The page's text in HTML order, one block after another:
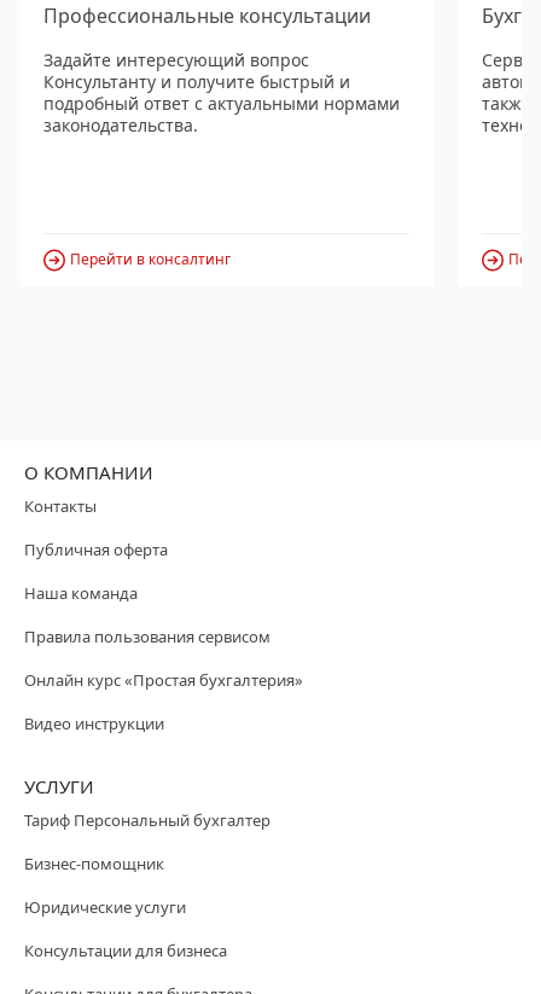
Профессиональные консультации
Задайте интересующий вопрос
Консультанту и получите быстрый и
подробный ответ с актуальными нормами
законодательства.
Перейти в консалтинг
также
О КОМПАНИИ
Контакты
Публичная оферта
Наша команда
Правила пользования сервисом
Онлайн курс «Простая бухгалтерия»
Видео инструкции
УСЛУГИ
Тариф Персональный бухгалтер
Бизнес-помощник
Юридические услуги
Консультации для бизнеса